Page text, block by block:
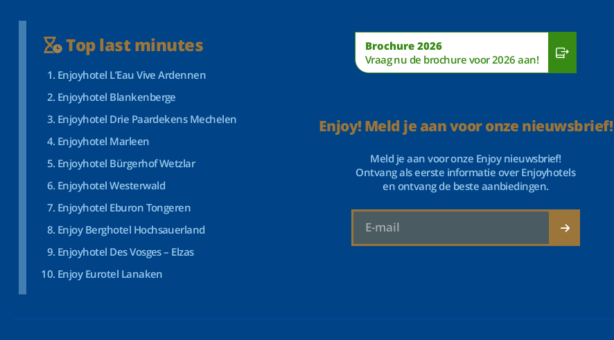
Top last minutes
Enjoyhotel L’Eau Vive Ardennen
Enjoyhotel Blankenberge
Enjoyhotel Drie Paardekens Mechelen
Enjoyhotel Marleen
Enjoyhotel Bürgerhof Wetzlar
Enjoyhotel Westerwald
Enjoyhotel Eburon Tongeren
Enjoy Berghotel Hochsauerland
Enjoyhotel Des Vosges – Elzas
Enjoy Eurotel Lanaken
Brochure 2026
Vraag nu de brochure voor 2026 aan!
Enjoy! Meld je aan voor onze nieuwsbrief!
Meld je aan voor onze Enjoy nieuwsbrief!
Ontvang als eerste informatie over Enjoyhotels
en ontvang de beste aanbiedingen.